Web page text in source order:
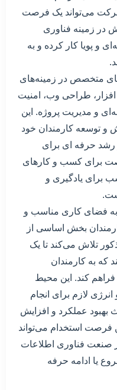
شرکت می‌تواند یک فرصت
در زمینه فناوری
و پویا کار کرده و به
متخصص در زمینه‌های
طراحی وب، امنیت
و مدیریت پروژه. این
توسعه کارمندان خود
رشد حرفه ای برای
برای کسب و کارهای
برای یادگیری و
فضای کاری مناسب و
بخش اساسی از
تلاش می‌کند تا یک
که به کارمندان
کند. این محیط
لازم برای انجام
بهبود عملکرد و افزایش
فرصت استخدام می‌تواند
صنعت فناوری اطلاعات
یا ادامه حرفه